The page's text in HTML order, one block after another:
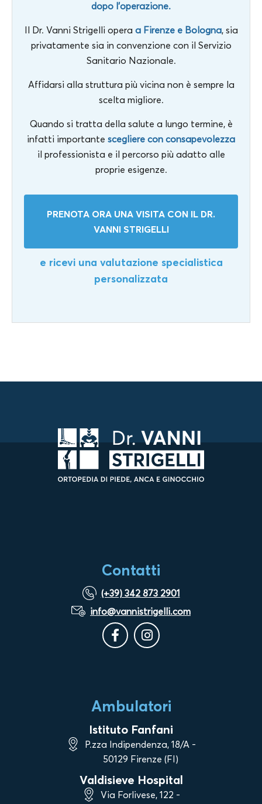
dopo l’operazione.
Il Dr. Vanni Strigelli opera a Firenze e Bologna, sia
privatamente sia in convenzione con il Servizio
Sanitario Nazionale.
Affidarsi alla struttura più vicina non è sempre la
scelta migliore.
Quando si tratta della salute a lungo termine, è
infatti importante scegliere con consapevolezza
il professionista e il percorso più adatto alle
proprie esigenze.
PRENOTA ORA UNA VISITA CON IL DR.
VANNI STRIGELLI
e ricevi una valutazione specialistica
personalizzata
Contatti
(+39) 342 873 2901
info@vannistrigelli.com
Ambulatori
Istituto Fanfani
P.zza Indipendenza, 18/A -
50129 Firenze (FI)
Valdisieve Hospital
Via Forlivese, 122 -